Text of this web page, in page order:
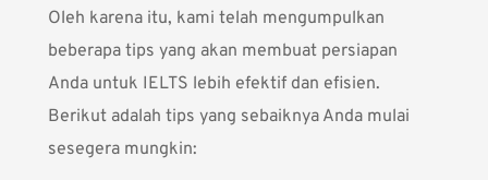
Oleh karena itu, kami telah mengumpulkan
beberapa tips yang akan membuat persiapan
Anda untuk IELTS lebih efektif dan efisien.
Berikut adalah tips yang sebaiknya Anda mulai
sesegera mungkin: